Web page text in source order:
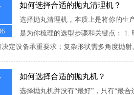
如何选择合适的抛丸清理机？
选择抛丸清理机，本质上是将你的生
是为你梳理的选型步骤和关键点： 1.
决定设备承重要求；复杂形状需多角度抛
如何选择合适的抛丸机？
选择抛丸机并没有“最好”，只有“最